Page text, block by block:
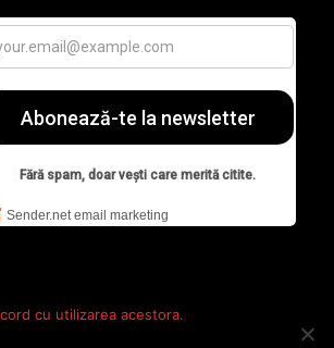
cu utilizarea acestora.